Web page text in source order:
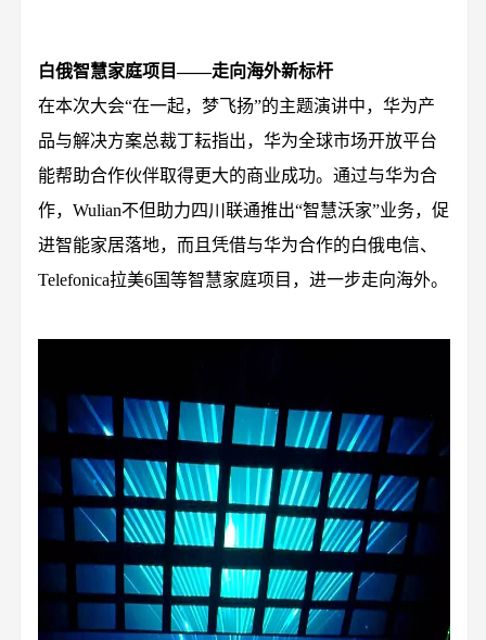
白俄智慧家庭项目——走向海外新标杆
在本次大会“在一起，梦飞扬”的主题演讲中，华为产
品与解决方案总裁丁耘指出，华为全球市场开放平台
能帮助合作伙伴取得更大的商业成功。通过与华为合
作，Wulian不但助力四川联通推出“智慧沃家”业务，促
进智能家居落地，而且凭借与华为合作的白俄电信、
Telefonica拉美6国等智慧家庭项目，进一步走向海外。